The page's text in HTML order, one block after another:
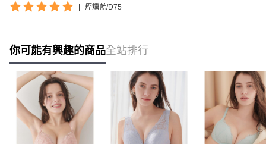
煙燻藍/D75
你可能有興趣的商品全站排行